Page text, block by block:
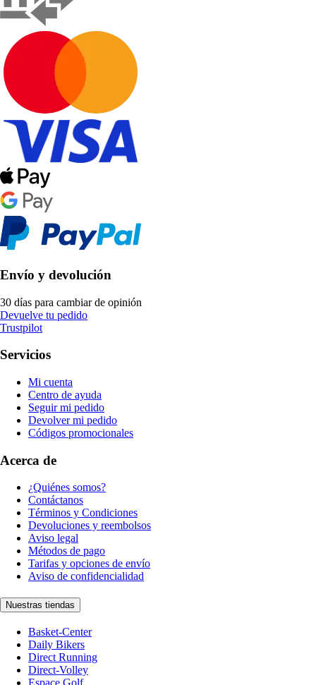
Envío y devolución
30 días para cambiar de opinión
Devuelve tu pedido
Trustpilot
Servicios
Mi cuenta
Centro de ayuda
Seguir mi pedido
Devolver mi pedido
Códigos promocionales
Acerca de
¿Quiénes somos?
Contáctanos
Términos y Condiciones
Devoluciones y reembolsos
Aviso legal
Métodos de pago
Tarifas y opciones de envío
Aviso de confidencialidad
Nuestras tiendas
Basket-Center
Daily Bikers
Direct Running
Direct-Volley
Espace Golf